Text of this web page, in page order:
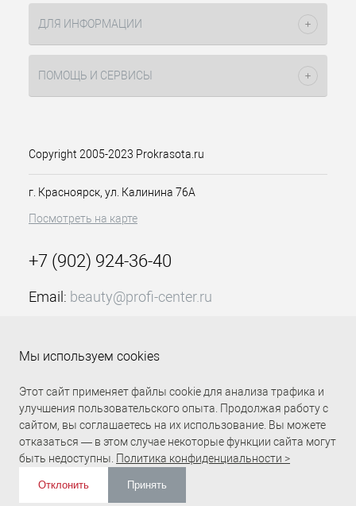
ДЛЯ ИНФОРМАЦИИ
ПОМОЩЬ И СЕРВИСЫ
Copyright 2005-2023 Prokrasota.ru
г. Красноярск, ул. Калинина 76А
Посмотреть на карте
+7 (902) 924-36-40
Email: beauty@profi-center.ru
Прямая связь Profi Center
Мы используем cookies
Этот сайт применяет файлы cookie для анализа трафика и
улучшения пользовательского опыта. Продолжая работу с
сайтом, вы соглашаетесь на их использование. Вы можете
отказаться — в этом случае некоторые функции сайта могут
быть недоступны. Политика конфиденциальности >
Отклонить Принять